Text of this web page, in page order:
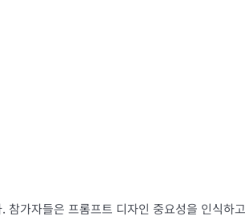
가자들은 프롬프트 디자인 중요성을 인식하